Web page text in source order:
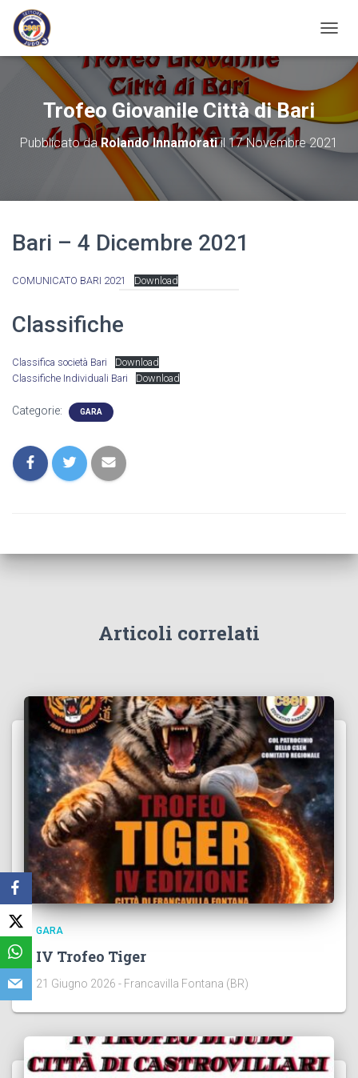
A
I
I
Trofeo Giovanile Città di Bari
Pubblicato daRolando Innamoratiil 17 Novembre 2021
Bari – 4 Dicembre 2021
COMUNICATO BARI 2021 Download
Classifiche
Classifica società Bari
Download
Classifiche Individuali Bari
Download
Categorie: GARA
Articoli correlati
GARA
IV Trofeo Tiger
21 Giugno 2026 - Francavilla Fontana (BR)